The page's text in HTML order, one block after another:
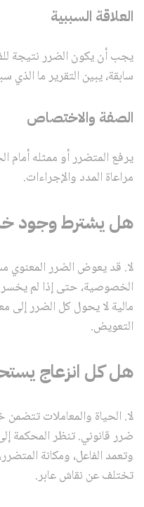
العلاقة السببية
يجب أن يكون الضرر نتيجة
سابقة، يبين التقرير ما الذي
الصفة والاختصاص
يرفع المتضرر أو ممثله أمام
مراعاة المدد والإجراءات.
هل يشترط وجود
لا. قد يعوض الضرر المعنوي
الخصوصية، حتى إذا لم
مالية لا يحول كل الضرر
التعويض.
هل كل انزعاج
لا. الحياة والمعاملات تتضمن
ضرر قانوني. تنظر المحكمة
وتعمد الفاعل، ومكانة المتضرر،
تختلف عن نقاش عابر.